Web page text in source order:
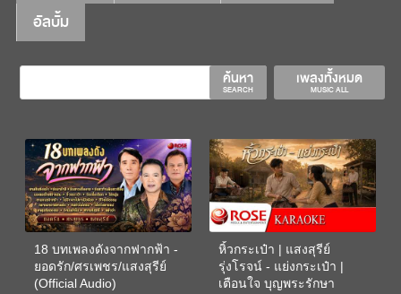
อัลบั้ม
เพลงทั้งหมด
MUSIC ALL
ค้นหา
SEARCH
18 บทเพลงดังจากฟากฟ้า -
ยอดรัก/ศรเพชร/แสงสุรีย์
(Official Audio)
หิ้วกระเป๋า | แสงสุรีย์
รุ่งโรจน์ - แย่งกระเป๋า |
เตือนใจ บุญพระรักษา